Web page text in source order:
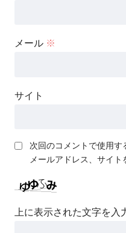
メール ※
サイト
次回のコメントで使用す
メールアドレス、サイト
上に表示された文字を入